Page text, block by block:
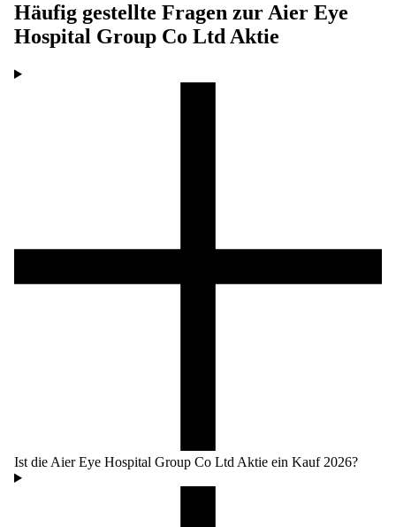
Häufig gestellte Fragen zur Aier Eye
Hospital Group Co Ltd Aktie
Ist die Aier Eye Hospital Group Co Ltd Aktie ein Kauf 2026?